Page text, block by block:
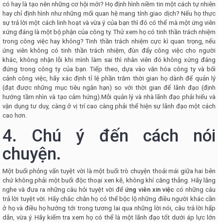
có hay là tạo nên những cơ hội mới? Họ định hình niềm tin một cách tự nhiên
hay chỉ định hình như những mối quan hệ mang tính giao dịch? Nếu họ thực
sự trả lời một cách linh hoạt và vừa ý của bạn thì đó có thể mà một ứng viên
xứng đáng là một bộ phận của công ty. Thử xem họ có tinh thần trách nhiệm
trong công việc hay không? Tinh thần trách nhiệm cực kì quan trọng, nếu
ứng viên không có tinh thần trách nhiệm, đùn đẩy công việc cho người
khác, không nhận lỗi khi mình làm sai thì nhân viên đó không xứng đáng
đứng trong công ty của bạn. Tiếp theo, dựa vào văn hóa công ty và bối
cảnh công việc, hãy xác định tỉ lệ phần trăm thời gian họ dành để quản lý
(đạt được những mục tiêu ngắn hạn) so với thời gian để lãnh đạo (định
hướng tầm nhìn và tạo cảm hứng).Mỗi quản lý và nhà lãnh đạo phải hiểu và
vận dụng tư duy, càng ở vị trí cao càng phải thể hiện sự lãnh đạo một cách
cao hơn.
4. Chú ý đến cách nói
chuyện.
Một buổi phỏng vấn tuyệt vời là một buổi trò chuyện thoải mái giữa hai bên
chứ không phải một buổi độc thoại xen kẽ, không khí căng thẳng. Hãy lắng
nghe và đưa ra những câu hỏi tuyệt vời để ứng viên xin việc có những câu
trả lời tuyệt vời. Hãy chắc chắn họ có thể bộc lộ những điều người khác cần
ở họ và điều họ hướng tới trong tương lai qua những lời nói, câu trả lời hấp
dẫn, vừa ý. Hãy kiểm tra xem họ có thể là một lãnh đạo tốt dưới áp lực lớn